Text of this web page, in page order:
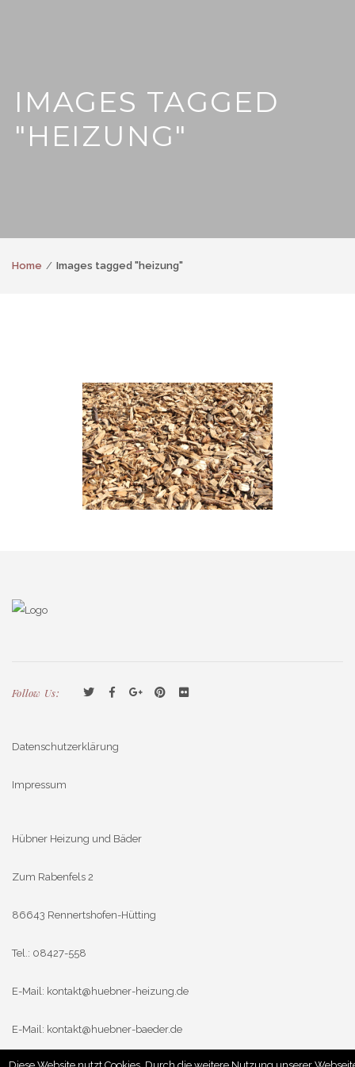
IMAGES TAGGED
"HEIZUNG"
Home Images tagged "heizung"
Follow Us:
Datenschutzerklärung
Impressum
Hübner Heizung und Bäder
Zum Rabenfels 2
86643 Rennertshofen-Hütting
Tel.: 08427-558
E-Mail: kontakt@huebner-heizung.de
E-Mail: kontakt@huebner-baeder.de